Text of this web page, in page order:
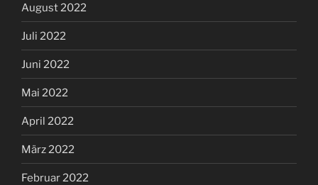
August 2022
Juli 2022
Juni 2022
Mai 2022
April 2022
März 2022
Februar 2022